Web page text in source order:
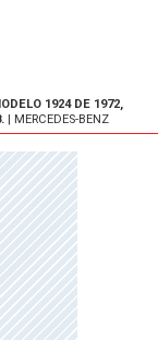
1924 DE 1972,
| MERCEDES-BENZ